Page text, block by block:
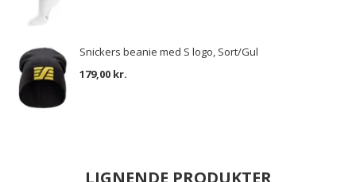
Snickers beanie med S logo, Sort/Gul
179,00 kr.
LIGNENDE PRODUKTER